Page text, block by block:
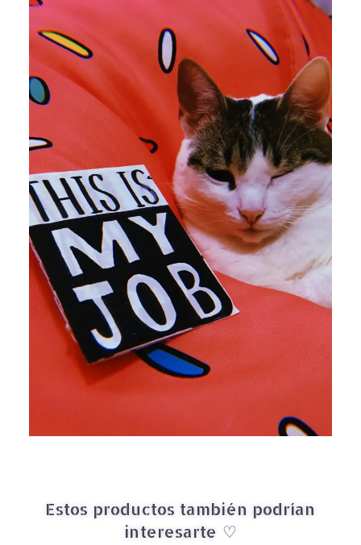
Estos productos también podrían
interesarte ♡